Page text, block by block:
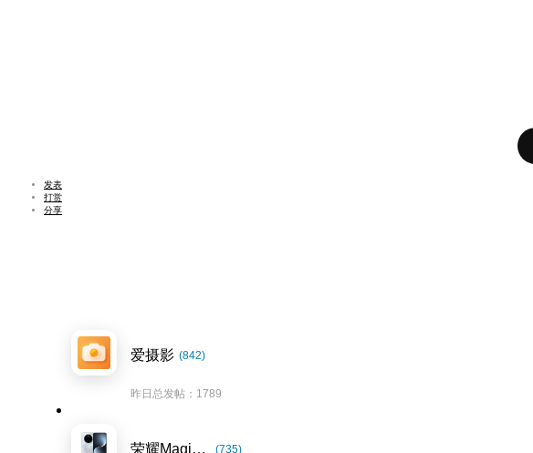
发表
打赏
分享
爱摄影 (842)
昨日总发帖：1789
荣耀Magic7系列 (735)